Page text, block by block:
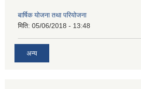
बार्षिक योजना तथा परियोजना
मिति: 05/06/2018 - 13:48
अन्य